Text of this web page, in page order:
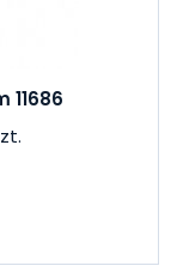
11686